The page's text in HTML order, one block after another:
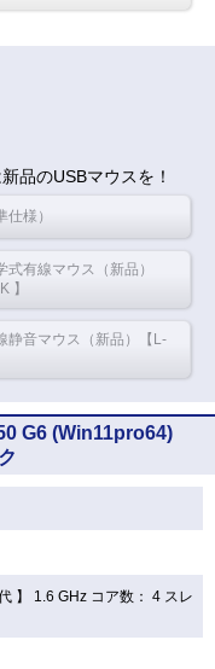
品のUSBマウスを！
仕様）
式有線マウス（新品）
】
静音マウス（新品）【L-
G6 (Win11pro64)
】 1.6 GHz コア数： 4 スレ